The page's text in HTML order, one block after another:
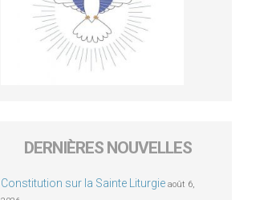
DERNIÈRES NOUVELLES
Constitution sur la Sainte Liturgie août 6,